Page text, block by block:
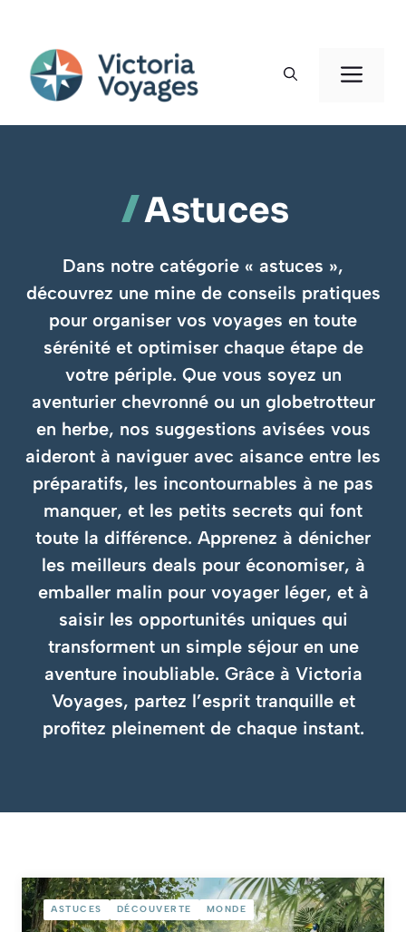
contenu
Astuces
Dans notre catégorie « astuces »,
découvrez une mine de conseils pratiques
pour organiser vos voyages en toute
sérénité et optimiser chaque étape de
votre périple. Que vous soyez un
aventurier chevronné ou un globetrotteur
en herbe, nos suggestions avisées vous
aideront à naviguer avec aisance entre les
préparatifs, les incontournables à ne pas
manquer, et les petits secrets qui font
toute la différence. Apprenez à dénicher
les meilleurs deals pour économiser, à
emballer malin pour voyager léger, et à
saisir les opportunités uniques qui
transforment un simple séjour en une
aventure inoubliable. Grâce à Victoria
Voyages, partez l’esprit tranquille et
profitez pleinement de chaque instant.
ASTUCES DÉCOUVERTE MONDE